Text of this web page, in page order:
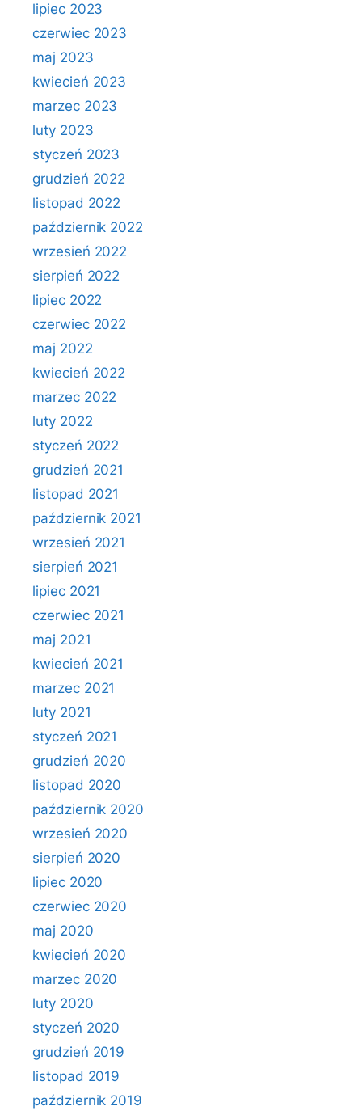
lipiec 2023
czerwiec 2023
maj 2023
kwiecień 2023
marzec 2023
luty 2023
styczeń 2023
grudzień 2022
listopad 2022
październik 2022
wrzesień 2022
sierpień 2022
lipiec 2022
czerwiec 2022
maj 2022
kwiecień 2022
marzec 2022
luty 2022
styczeń 2022
grudzień 2021
listopad 2021
październik 2021
wrzesień 2021
sierpień 2021
lipiec 2021
czerwiec 2021
maj 2021
kwiecień 2021
marzec 2021
luty 2021
styczeń 2021
grudzień 2020
listopad 2020
październik 2020
wrzesień 2020
sierpień 2020
lipiec 2020
czerwiec 2020
maj 2020
kwiecień 2020
marzec 2020
luty 2020
styczeń 2020
grudzień 2019
listopad 2019
październik 2019